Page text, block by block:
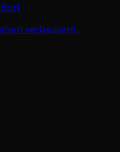
verbessern.